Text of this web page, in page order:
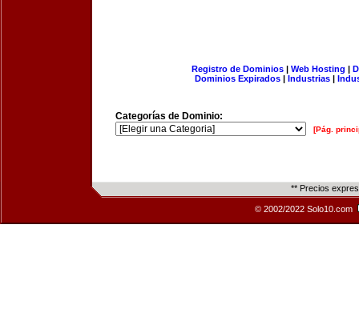
Registro de Dominios| Web Hosting |
Dominios Expirados | Industrias |
Categorías de Dominio:
[Pág.
** Precios
© 2002/2022 Solo10.com